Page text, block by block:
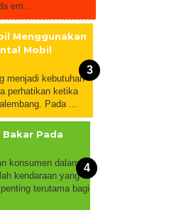
em...
Menggunakan
Mobil
menjadi kebutuhan
perhatikan ketika
Pada ...
Pada
konsumen dalam
kendaraan yang
terutama bagi